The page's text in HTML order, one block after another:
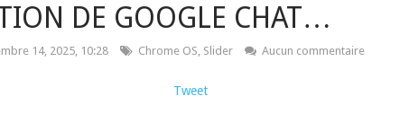
DE GOOGLE CHAT…
14, 2025, 10:28 Chrome OS, Slider Aucun commentaire
Tweet